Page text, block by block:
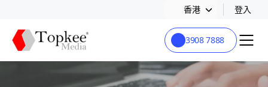
香港 登入
3908 7888